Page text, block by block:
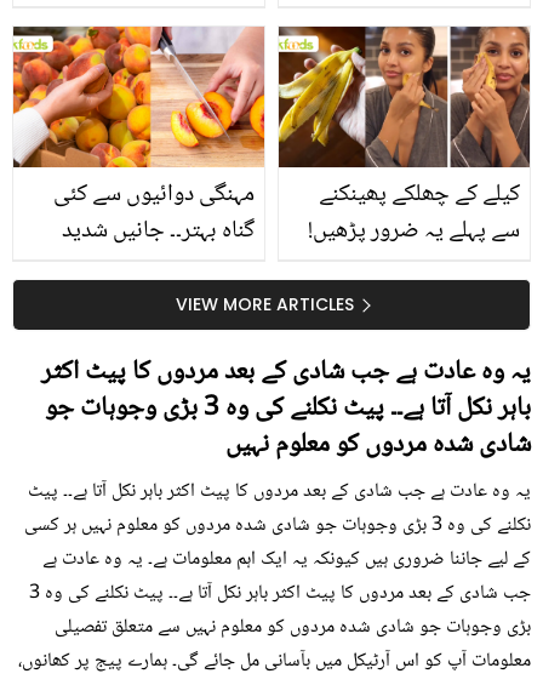
سے متعلق غلط فہمیوں کی
حقیقت کیا ہے اور افواہ
کیا؟
بتائے راز
مہنگی دوائیوں سے کئی
گناہ بہتر۔۔ جانیں شدید
کیوں کھانا چاہیے؟
کیلے کے چھلکے پھینکنے
سے پہلے یہ ضرور پڑھیں!
سستا اور قدرتی حلVIEW MORE ARTICLES
یہ وہ عادت ہے جب شادی کے بعد مردوں کا پیٹ اکثر
باہر نکل آتا ہے۔۔ پیٹ نکلنے کی وہ 3 بڑی وجوہات جو
شادی شدہ مردوں کو معلوم نہیں
یہ وہ عادت ہے جب شادی کے بعد مردوں کا پیٹ اکثر باہر نکل آتا ہے۔۔ پیٹ
نکلنے کی وہ 3 بڑی وجوہات جو شادی شدہ مردوں کو معلوم نہیں ہر کسی
کے لیے جاننا ضروری ہیں کیونکہ یہ ایک اہم معلومات ہے۔ یہ وہ عادت ہے
جب شادی کے بعد مردوں کا پیٹ اکثر باہر نکل آتا ہے۔۔ پیٹ نکلنے کی وہ 3
بڑی وجوہات جو شادی شدہ مردوں کو معلوم نہیں سے متعلق تفصیلی
معلومات آپ کو اس آرٹیکل میں بآسانی مل جائے گی۔ ہمارے پیج پر کھانوں،